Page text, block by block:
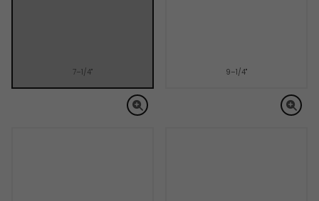
7–1/4" 9–1/4"